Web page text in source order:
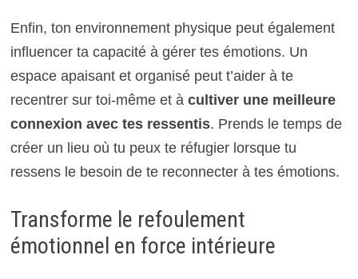
Enfin, ton environnement physique peut également
influencer ta capacité à gérer tes émotions. Un
espace apaisant et organisé peut t’aider à te
recentrer sur toi-même et à cultiver une meilleure
connexion avec tes ressentis. Prends le temps de
créer un lieu où tu peux te réfugier lorsque tu
ressens le besoin de te reconnecter à tes émotions.
Transforme le refoulement
émotionnel en force intérieure